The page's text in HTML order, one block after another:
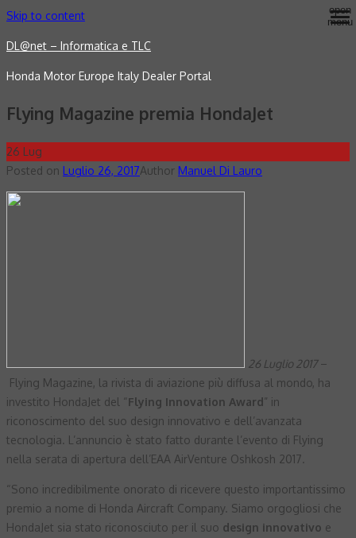
Skip to content
DL@net – Informatica e TLC
Honda Motor Europe Italy Dealer Portal
open
menu
Flying Magazine premia HondaJet
26 Lug
Posted on Luglio 26, 2017Author Manuel Di Lauro
26 Luglio 2017–
Flying Magazine, la rivista di aviazione più diffusa al mondo, ha
investito HondaJet del “Flying Innovation Award” in
riconoscimento del suo design innovativo e dell’avanzata
tecnologia. L’annuncio è stato fatto durante l’evento di Flying
nella serata di apertura dell’EAA AirVenture Oshkosh 2017.
“Sono incredibilmente onorato di ricevere questo importantissimo
premio a nome di Honda Aircraft Company. Siamo orgogliosi che
HondaJet sia stato riconosciuto per il suo design innovativo e